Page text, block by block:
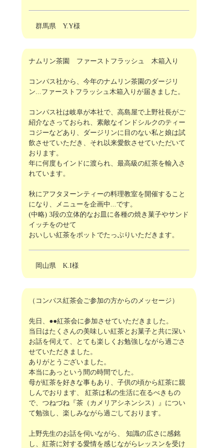
群馬県 Y.Y様
ナムリン茶園 ファーストフラッシュ 木箱入り
コンパス社から、今年のナムリン茶園のダージリ
ン...ファーストフラッシュ木箱入りが届きました。
コンパス社は岐阜が本社で、高島屋で上野社長がご
紹介なさっておられ、素敵なインドシルクのティー
コジーなどあり、ダージリンに目のない私と娘は試
飲させていただき、それ以来愛飲させていただいて
おります。
年に何度もインドに渡られ、最高級の紅茶を輸入さ
れています。
秋にアフタヌーンティーの料理教室を開催すること
になり、メニューを企画中...です。
(中略) 3段の立体的なお皿に各種の焼き菓子やサンド
イッチをのせて
おいしい紅茶をポットでたっぷりいただきます。
岡山県 K.I様
（コンパス紅茶会ご参加の方からのメッセージ）
先日、●●紅茶会に参加させていただきました。
当日はたくさんの美味しい紅茶とお菓子と共に深い
お話を伺えて、とても楽しくお勉強しながら過ごさ
せていただきました。
ありがとうございました。
本当にあっという間の時間でした。
母が紅茶を好きな事もあり、子供の頃から紅茶に親
しんでおります、 紅茶は私の生活に在るべきもの
で、つねづね『茶（カメリアシネンシス）』につい
て勉強し、楽しみながら過ごしております。
上野先生のお話を伺いながら、 知識の広さに感銘
し、紅茶に対する愛情を感じながらレッスンを受け